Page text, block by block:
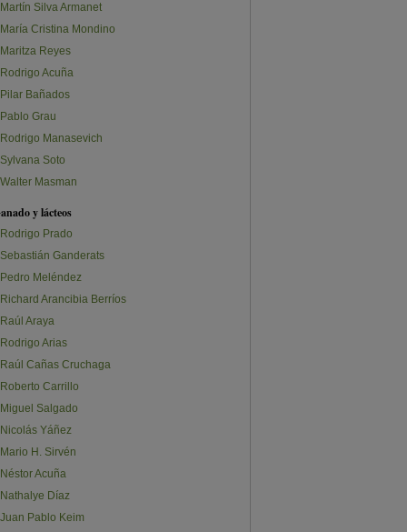
Martín Silva Armanet
María Cristina Mondino
Maritza Reyes
Rodrigo Acuña
Pilar Bañados
Pablo Grau
Rodrigo Manasevich
Sylvana Soto
Walter Masman
y lácteos
Rodrigo Prado
Sebastián Ganderats
Pedro Meléndez
Richard Arancibia Berríos
Raúl Araya
Rodrigo Arias
Raúl Cañas Cruchaga
Roberto Carrillo
Miguel Salgado
Nicolás Yáñez
Mario H. Sirvén
Néstor Acuña
Nathalye Díaz
Juan Pablo Keim